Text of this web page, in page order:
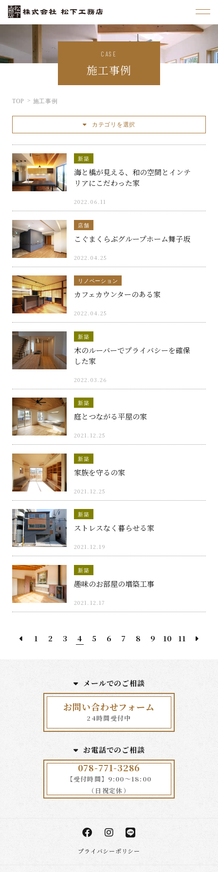
CASE
施工事例
TOP 施工事例
カテゴリを選択
新築
海と橋が見える、和の空間とインテ
リアにこだわった家
2022.06.11
店舗
こぐまくらぶグループホーム舞子坂
2022.04.25
リノベーション
カフェカウンターのある家
2022.04.25
新築
木のルーバーでプライバシーを確保
した家
2022.03.26
新築
庭とつながる平屋の家
2021.12.25
新築
家族を守るの家
2021.12.25
新築
ストレスなく暮らせる家
2021.12.19
新築
趣味のお部屋の増築工事
2021.12.17
1 2 3 4 5 6 7 8 9 10 11
メールでのご相談
お問い合わせフォーム
24時間受付中
お電話でのご相談
078-771-3286
【受付時間】9:00～18:00
（日祝定休）
プライバシーポリシー